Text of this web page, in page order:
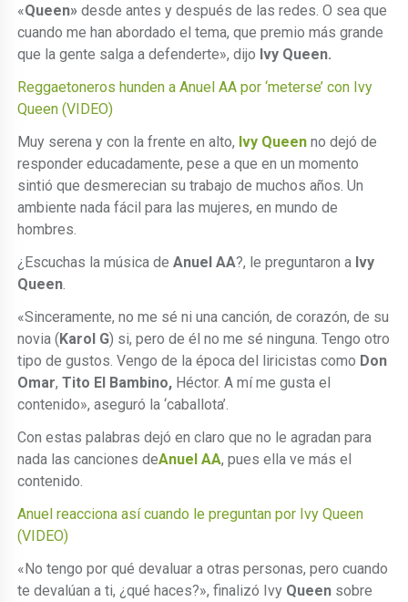
«Queen» desde antes y después de las redes. O sea que
cuando me han abordado el tema, que premio más grande
que la gente salga a defenderte», dijo Ivy Queen.
Reggaetoneros hunden a Anuel AA por ‘meterse’ con Ivy
Queen (VIDEO)
Muy serena y con la frente en alto, Ivy Queen no dejó de
responder educadamente, pese a que en un momento
sintió que desmerecian su trabajo de muchos años. Un
ambiente nada fácil para las mujeres, en mundo de
hombres.
¿Escuchas la música deAnuel AA?, le preguntaron a Ivy
Queen
«Sinceramente, no me sé ni una canción, de corazón, de su
novia (Karol G) si, pero de él no me sé ninguna. Tengo otro
tipo de gustos. Vengo de la época del liricistas como Don
Omar, Tito El Bambino, Héctor. A mí me gusta el
contenido», aseguró la ‘caballota’.
Con estas palabras dejó en claro que no le agradan para
nada las canciones deAnuel AA, pues ella ve más el
contenido.
Anuel reacciona así cuando le preguntan por Ivy Queen
(VIDEO)
«No tengo por qué devaluar a otras personas, pero cuando
te devalúan a ti, ¿qué haces?», finalizó Ivy Queen sobre